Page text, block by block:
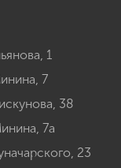
1
7
38
7а
23